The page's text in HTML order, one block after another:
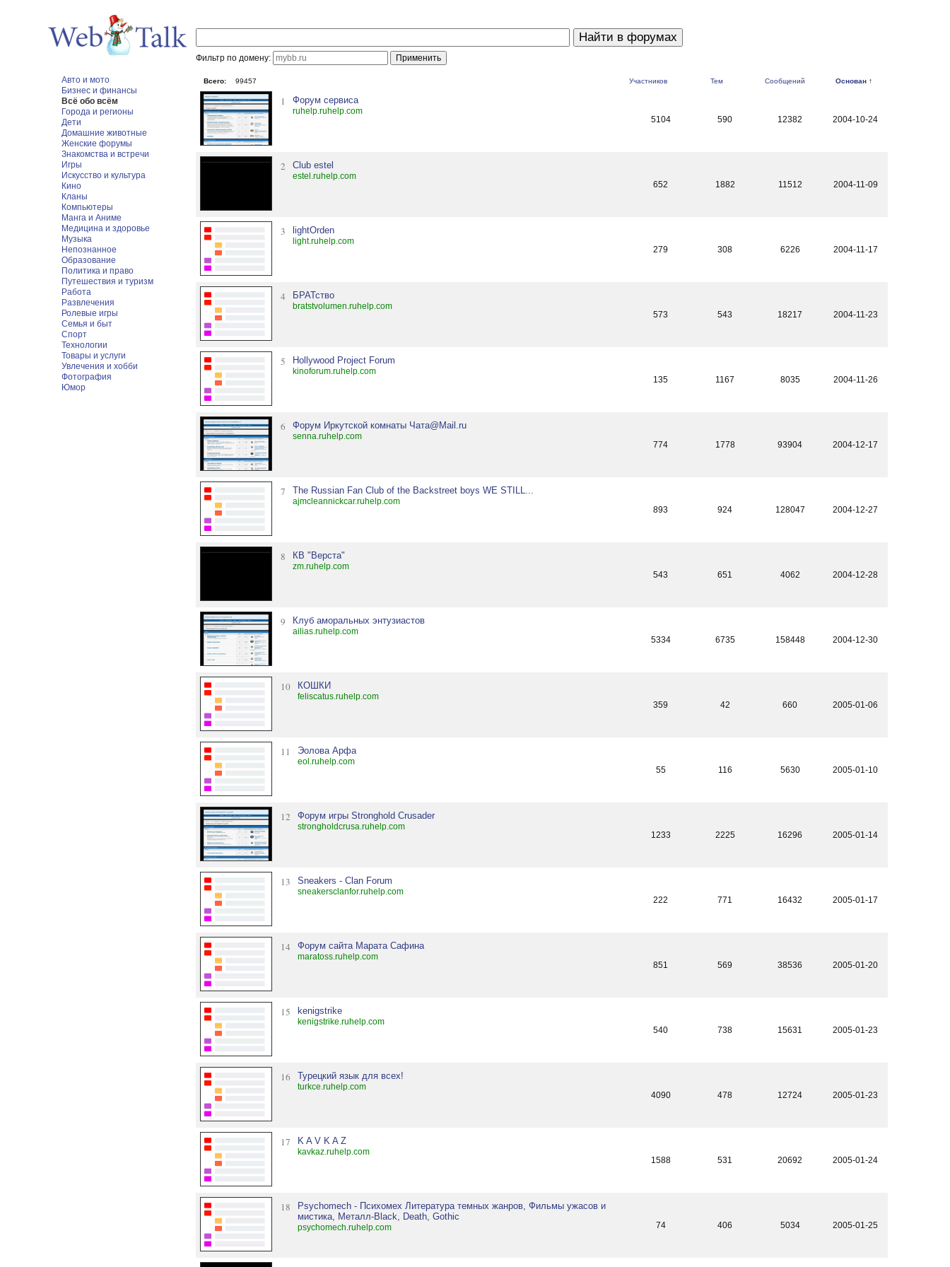
Фильтр по домену:
Авто и мото
Бизнес и финансы
Всё обо всём
Города и регионы
Дети
Домашние животные
Женские форумы
Знакомства и встречи
Игры
Искусство и культура
Кино
Кланы
Компьютеры
Манга и Аниме
Медицина и здоровье
Музыка
Непознанное
Образование
Политика и право
Путешествия и туризм
Работа
Развлечения
Ролевые игры
Семья и быт
Спорт
Технологии
Товары и услуги
Увлечения и хобби
Фотография
Юмор
Всего: 99457 Участников Тем Сообщений Основан↑
1 Форум сервиса
ruhelp.ruhelp.com
5104
590 12382 2004-10-24
2 Club estel
estel.ruhelp.com
652
1882 11512 2004-11-09
3 lightOrden
light.ruhelp.com
279
308 6226 2004-11-17
4 БРАТство
bratstvolumen.ruhelp.com
573
543 18217 2004-11-23
5 Hollywood Project Forum
kinoforum.ruhelp.com
135
1167 8035 2004-11-26
6 Форум Иркутской комнаты Чата@Mail.ru
senna.ruhelp.com
774
1778 93904 2004-12-17
7 The Russian Fan Club of the Backstreet boys WE STILL...
ajmcleannickcar.ruhelp.com
893
924 128047 2004-12-27
8 КВ "Верста"
zm.ruhelp.com
543
651 4062 2004-12-28
9 Клуб аморальных энтузиастов
ailias.ruhelp.com
5334
6735 158448 2004-12-30
10 КОШКИ
feliscatus.ruhelp.com
359
42 660 2005-01-06
11 Эолова Арфа
eol.ruhelp.com
55
116 5630 2005-01-10
12 Форум игры Stronghold Crusader
strongholdcrusa.ruhelp.com
1233
2225 16296 2005-01-14
13 Sneakers - Clan Forum
sneakersclanfor.ruhelp.com
222
771 16432 2005-01-17
14 Форум сайта Марата Сафина
maratoss.ruhelp.com
851
569 38536 2005-01-20
15 kenigstrike
kenigstrike.ruhelp.com
540
738 15631 2005-01-23
16 Турецкий язык для всех!
turkce.ruhelp.com
4090
478 12724 2005-01-23
17 K A V K A Z
kavkaz.ruhelp.com
1588
531 20692 2005-01-24
18
Psychomech - Психомех Литература темных жанров, Фильмы ужасов и
мистика, Металл-Black, Death, Gothic
psychomech.ruhelp.com 74 406 5034 2005-01-25